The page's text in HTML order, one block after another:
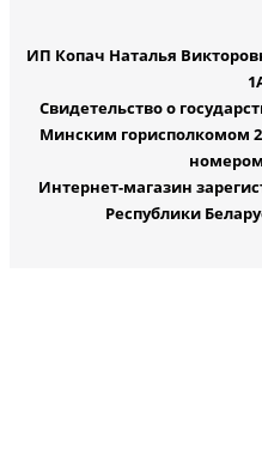
ИП Копач Наталья
Свидетельство о
Минским горисполкомом
номером
Интернет-магазин
Республики